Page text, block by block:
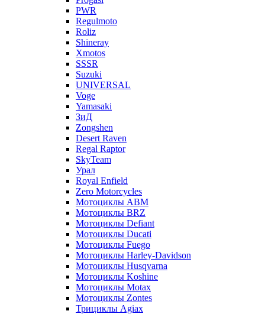
PWR
Regulmoto
Roliz
Shineray
Xmotos
SSSR
Suzuki
UNIVERSAL
Voge
Yamasaki
ЗиД
Zongshen
Desert Raven
Regal Raptor
SkyTeam
Урал
Royal Enfield
Zero Motorcycles
Мотоциклы ABM
Мотоциклы BRZ
Мотоциклы Defiant
Мотоциклы Ducati
Мотоциклы Fuego
Мотоциклы Harley-Davidson
Мотоциклы Husqvarna
Мотоциклы Koshine
Мотоциклы Motax
Мотоциклы Zontes
Трициклы Agiax